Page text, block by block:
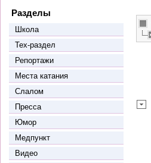
Разделы
Школа
Тех-раздел
Репортажи
Места катания
Слалом
Пресса
Юмор
Медпункт
Видео